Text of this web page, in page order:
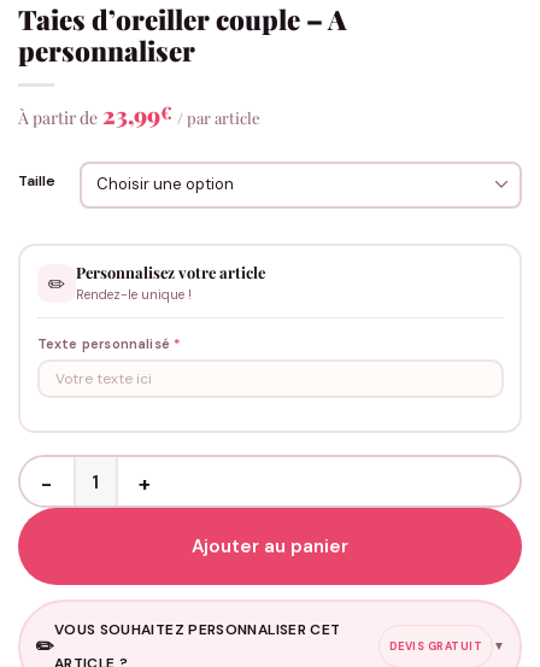
Taies d’oreiller couple – A
personnaliser
À partir de 23,99€ / par article
Taille
✏️
Personnalisez votre article
Rendez-le unique !
Texte personnalisé *
quantité de Taies d'oreiller couple - A personnaliser
Ajouter au panier
✏️
VOUS SOUHAITEZ PERSONNALISER CET
DEVIS GRATUIT ▼